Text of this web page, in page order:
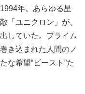
年。あらゆる星
「ユニクロン」が、
していた。プライム
き込まれた人間のノ
な希望“ビースト”た